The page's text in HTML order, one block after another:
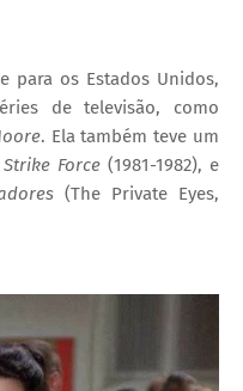
para os Estados Unidos,
de televisão, como
. Ela também teve um
Strike Force (1981-1982), e
(The Private Eyes,